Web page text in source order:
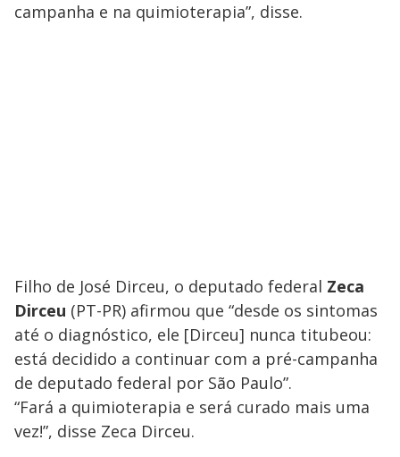
campanha e na quimioterapia”, disse.
Filho de José Dirceu, o deputado federal Zeca
Dirceu (PT-PR) afirmou que “desde os sintomas
até o diagnóstico, ele [Dirceu] nunca titubeou:
está decidido a continuar com a pré-campanha
de deputado federal por São Paulo”.
“Fará a quimioterapia e será curado mais uma
vez!”, disse Zeca Dirceu.